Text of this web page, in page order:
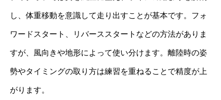
し、体重移動を意識して走り出すことが基本です。フォ
ワードスタート、リバーススタートなどの方法がありま
すが、風向きや地形によって使い分けます。離陸時の姿
勢やタイミングの取り方は練習を重ねることで精度が上
がります。